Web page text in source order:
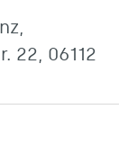
22, 06112